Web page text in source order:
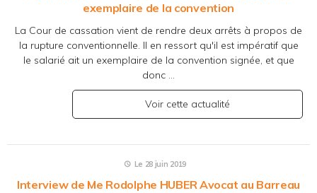
exemplaire de la convention
La Cour de cassation vient de rendre deux arrêts à propos de
la rupture conventionnelle. Il en ressort qu'il est impératif que
le salarié ait un exemplaire de la convention signée, et que
donc ...
Voir cette actualité
Le 28 juin 2019
Interview de Me Rodolphe HUBER Avocat au Barreau